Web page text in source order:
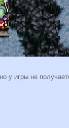
у игры не